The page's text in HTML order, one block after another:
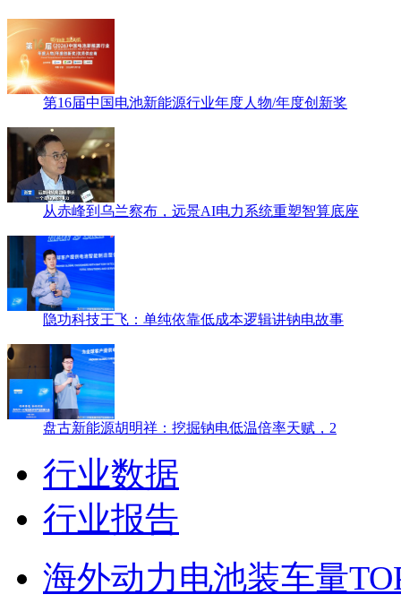
第16届中国电池新能源行业年度人物/年度创新奖
从赤峰到乌兰察布，远景AI电力系统重塑智算底座
隐功科技王飞：单纯依靠低成本逻辑讲钠电故事
盘古新能源胡明祥：挖掘钠电低温倍率天赋，2
行业数据
行业报告
海外动力电池装车量